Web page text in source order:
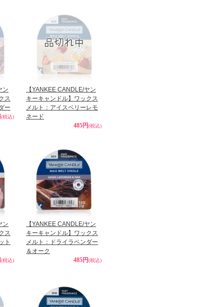
ン
ス
ー
(税込)
【YANKEE CANDLE/ヤン
キーキャンドル】ワックス
メルト：アイスベリーレモ
ネード
485円(税込)
ン
ス
ト
(税込)
【YANKEE CANDLE/ヤン
キーキャンドル】ワックス
メルト：ドライラベンダー
＆オーク
485円(税込)